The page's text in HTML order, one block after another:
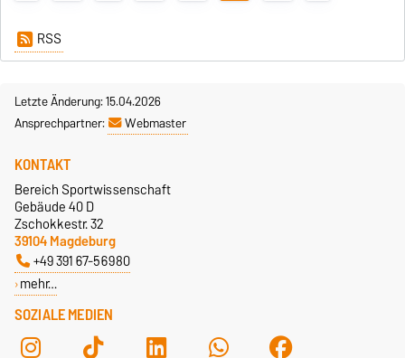
RSS
Letzte Änderung: 15.04.2026
Ansprechpartner:
Webmaster
SOZIALE MEDIEN
KONTAKT
Bereich Sportwissenschaft
Gebäude 40 D
Zschokkestr. 32
39104 Magdeburg
+49 391 67-56980
mehr…